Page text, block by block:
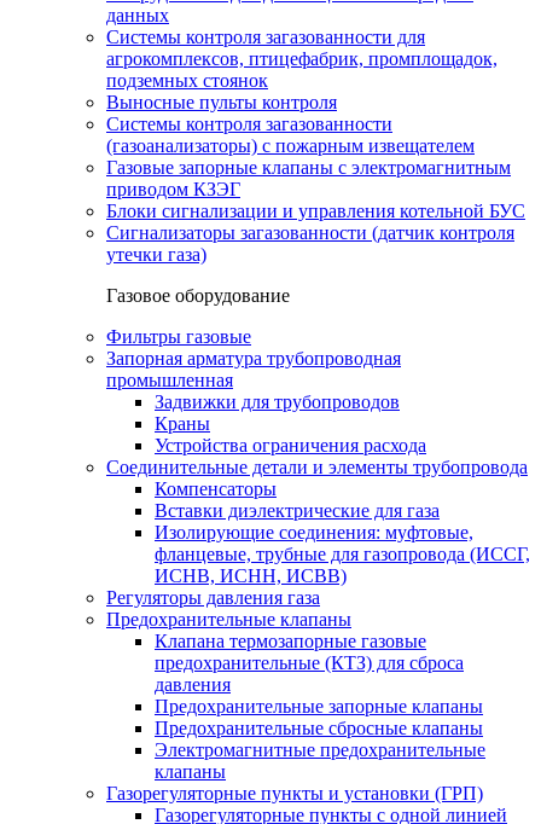
данных
Системы контроля загазованности для
агрокомплексов, птицефабрик, промплощадок,
подземных стоянок
Выносные пульты контроля
Системы контроля загазованности
(газоанализаторы) с пожарным извещателем
Газовые запорные клапаны с электромагнитным
приводом КЗЭГ
Блоки сигнализации и управления котельной БУС
Сигнализаторы загазованности (датчик контроля
утечки газа)
Газовое оборудование
Фильтры газовые
Запорная арматура трубопроводная
промышленная
Задвижки для трубопроводов
Краны
Устройства ограничения расхода
Соединительные детали и элементы трубопровода
Компенсаторы
Вставки диэлектрические для газа
Изолирующие соединения: муфтовые,
фланцевые, трубные для газопровода (ИССГ,
ИСНВ, ИСНН, ИСВВ)
Регуляторы давления газа
Предохранительные клапаны
Клапана термозапорные газовые
предохранительные (КТЗ) для сброса
давления
Предохранительные запорные клапаны
Предохранительные сбросные клапаны
Электромагнитные предохранительные
клапаны
Газорегуляторные пункты и установки (ГРП)
Газорегуляторные пункты с одной линией